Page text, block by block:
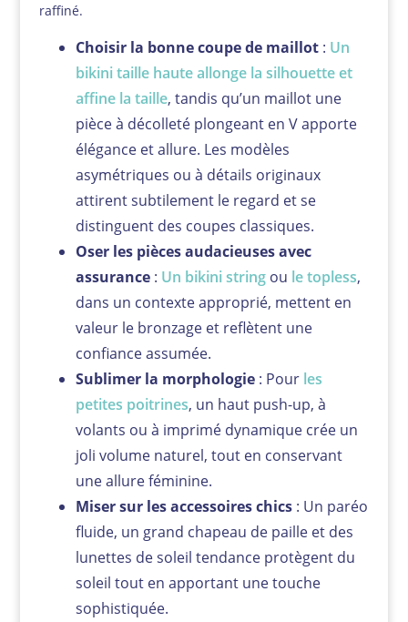
raffiné.
Choisir la bonne coupe de maillot: Un
bikini taille haute allonge la silhouette et
affine la taille, tandis qu’un maillot une
pièce à décolleté plongeant en V apporte
élégance et allure. Les modèles
asymétriques ou à détails originaux
attirent subtilement le regard et se
distinguent des coupes classiques.
Oser les pièces audacieuses avec
assurance: Un bikini stringou le topless,
dans un contexte approprié, mettent en
valeur le bronzage et reflètent une
confiance assumée.
Sublimer la morphologie: Pour les
petites poitrines, un haut push-up, à
volants ou à imprimé dynamique crée un
joli volume naturel, tout en conservant
une allure féminine.
Miser sur les accessoires chics: Un paréo
fluide, un grand chapeau de paille et des
lunettes de soleil tendance protègent du
soleil tout en apportant une touche
sophistiquée.